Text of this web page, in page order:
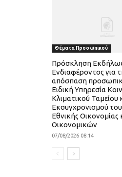
Θέματα Προσωπικού
Πρόσκληση
Ενδιαφέροντος για
απόσπαση
Ειδική Υπηρεσία
Κλιματικού Ταμείου
Εκσυγχρονισμού
Εθνικής Οικονομίας
Οικονομικών
07/08/2026 08:14